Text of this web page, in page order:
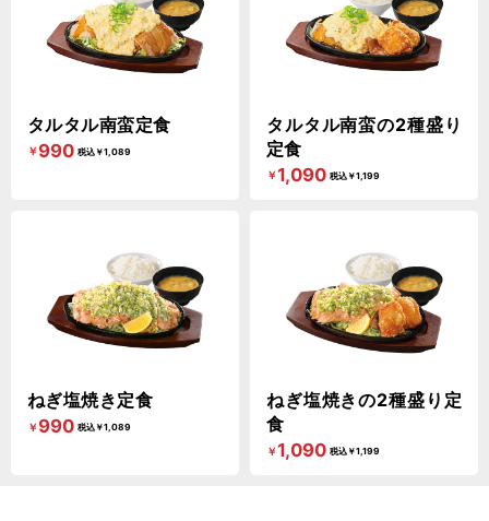
タルタル南蛮定食
￥ 990 税込￥1,089
タルタル南蛮の2種盛り
定食
￥1,090 税込￥1,199
ねぎ塩焼き定食
￥ 990 税込￥1,089
ねぎ塩焼きの2種盛り定
食
￥1,090 税込￥1,199